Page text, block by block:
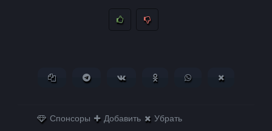
Копировать ссылкуПоделиться в Telegram
Поделиться ВКонтактеПоделиться в
Поделиться в
Спонсоры Добавить Убрать